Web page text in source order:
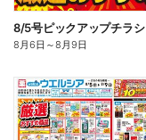
8/5号ピックアップチラシ
8月6日 ～8月9日